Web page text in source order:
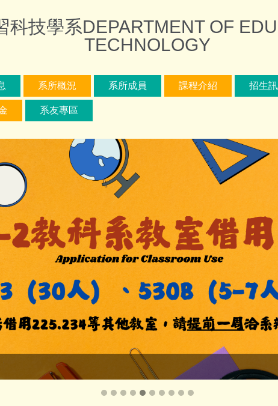
科技學系DEPARTMENT OF
TECHNOLOGY
系所概況 系所成員 課程介紹 招生
系友專區